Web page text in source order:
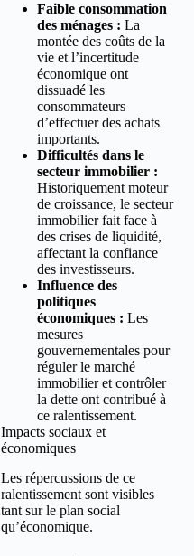
Faible consommation
des ménages : La
montée des coûts de la
vie et l’incertitude
économique ont
dissuadé les
consommateurs
d’effectuer des achats
importants.
Difficultés dans le
secteur immobilier :
Historiquement moteur
de croissance, le secteur
immobilier fait face à
des crises de liquidité,
affectant la confiance
des investisseurs.
Influence des
politiques
économiques : Les
mesures
gouvernementales pour
réguler le marché
immobilier et contrôler
la dette ont contribué à
ce ralentissement.
Impacts sociaux et
économiques
Les répercussions de ce
ralentissement sont visibles
tant sur le plan social
qu’économique.